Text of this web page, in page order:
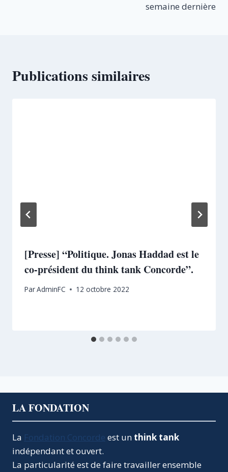
semaine dernière
Publications similaires
[Presse] “Politique. Jonas Haddad est le
co-président du think tank Concorde”.
ParAdminFC 12 octobre 2022
LA FONDATION
La Fondation Concorde est un think tank
indépendant et ouvert.
La particularité est de faire travailler ensemble